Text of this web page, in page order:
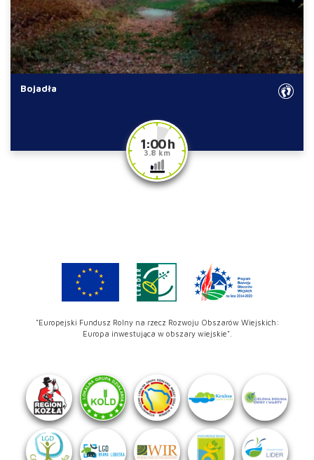
Bojadła
1:00 h
3.8 km
"Europejski Fundusz Rolny na rzecz Rozwoju Obszarów Wiejskich:
Europa inwestująca w obszary wiejskie".